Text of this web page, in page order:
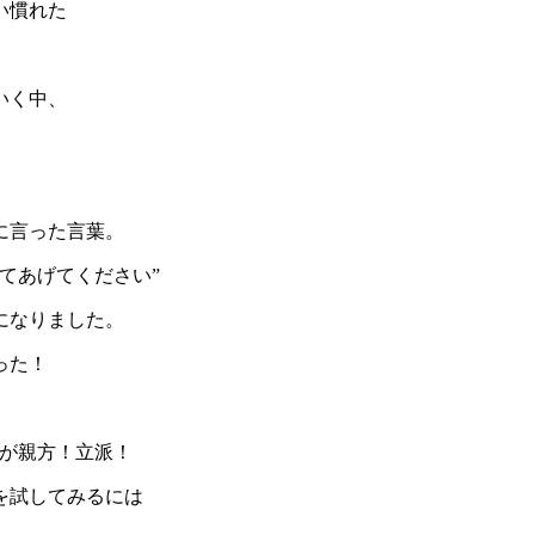
慣れた
中、
った言葉。
あげてください”
りました。
！
親方！立派！
試してみるには